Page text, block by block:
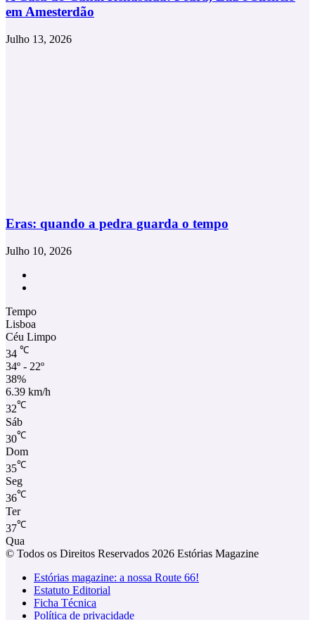
em Amesterdão
Julho 13, 2026
Eras: quando a pedra guarda o tempo
Julho 10, 2026
Tempo
Lisboa
Céu Limpo
34 ℃
34º - 22º
38%
6.39 km/h
32℃
Sáb
30℃
Dom
35℃
Seg
36℃
Ter
37℃
Qua
© Todos os Direitos Reservados 2026 Estórias Magazine
Estórias magazine: a nossa Route 66!
Estatuto Editorial
Ficha Técnica
Política de privacidade